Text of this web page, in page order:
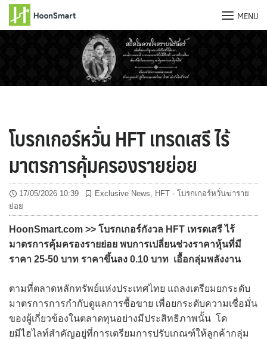
MENU
โบรกเกอร์หวั่น HFT เทรดเสรี ไร้
มาตรการคุ้มครองรายย่อย
17/05/2026 10:39 Exclusive News
HFT - โบรกเกอร์หวั่นฆ่าราย
ย่อย
HoonSmart.com >> โบรกเกอร์กังวล HFT เทรดเสรี ไร้
มาตรการคุ้มครองรายย่อย พบการเปลี่ยนช่วงราคาหุ้นที่มี
ราคา 25-50 บาท ราคาขึ้นลง 0.10 บาท เอื้อกลุ่มพลังงาน
ตามที่ตลาดหลักทรัพย์แห่งประเทศไทย แถลงเตรียมยกระดับ
มาตรการการกำกับดูแลการซื้อขาย เพื่อยกระดับความเชื่อมั่น
ของผู้เกี่ยวข้องในตลาดทุนอย่างมีประสิทธิภาพนั้น โด
ยมีไฮไลท์สำคัญอยู่ที่การเตรียมการปรับเกณฑ์ให้ลูกค้ากลุ่ม